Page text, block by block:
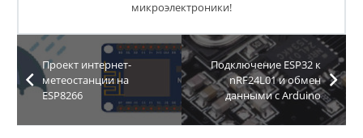
микроэлектроники!
Проект интернет-
метеостанции на
ESP8266
Подключение ESP32 к
nRF24L01 и обмен
данными с Arduino